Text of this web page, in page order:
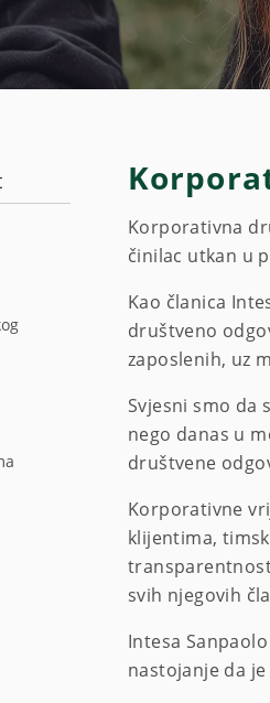
Korporativna
činilac utkan u
Kao članica
društveno
zaposlenih, uz
Svjesni smo da
nego danas u
društvene
Korporativne
klijentima,
svih njegovih
Intesa
nastojanje da